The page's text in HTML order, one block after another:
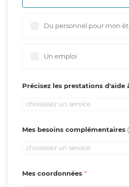
Du personnel pour mon
Un emploi
Précisez les prestations d'aide
choisissez un service
Mes besoins complémentaires
choisissez un service
Mes coordonnées